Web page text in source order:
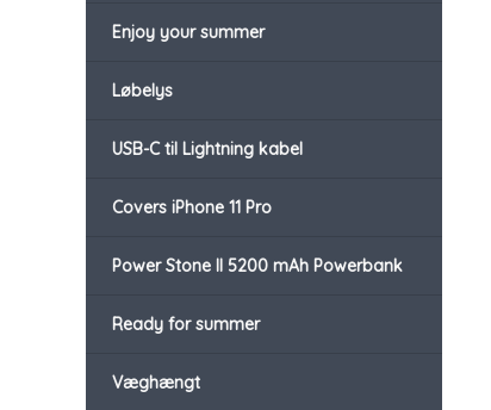
Enjoy your summer
Løbelys
USB-C til Lightning kabel
Covers iPhone 11 Pro
Power Stone II 5200 mAh Powerbank
Ready for summer
Væghængt